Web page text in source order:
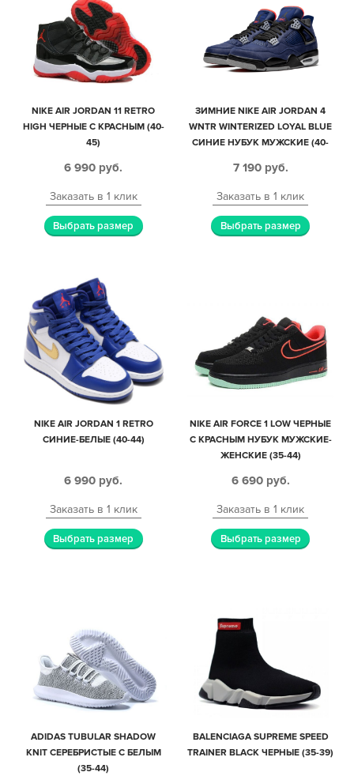
NIKE AIR JORDAN 11 RETRO
HIGH ЧЕРНЫЕ С КРАСНЫМ (40-
45)
6 990 руб.
Заказать в 1 клик
Выбрать размер
ЗИМНИЕ NIKE AIR JORDAN 4
WNTR WINTERIZED LOYAL BLUE
СИНИЕ НУБУК МУЖСКИЕ (40-
7 190 руб.
Заказать в 1 клик
Выбрать размер
NIKE AIR JORDAN 1 RETRO
СИНИЕ-БЕЛЫЕ (40-44)
6 990 руб.
Заказать в 1 клик
Выбрать размер
NIKE AIR FORCE 1 LOW ЧЕРНЫЕ
С КРАСНЫМ НУБУК МУЖСКИЕ-
ЖЕНСКИЕ (35-44)
6 690 руб.
Заказать в 1 клик
Выбрать размер
ADIDAS TUBULAR SHADOW
KNIT СЕРЕБРИСТЫЕ С БЕЛЫМ
(35-44)
BALENCIAGA SUPREME SPEED
TRAINER BLACK ЧЕРНЫЕ (35-39)